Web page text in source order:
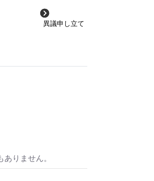
異議申し立て
りません。